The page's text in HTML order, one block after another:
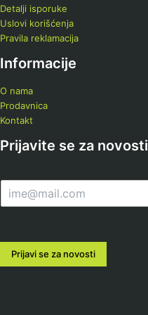
Detalji isporuke
Uslovi korišćenja
Pravila reklamacija
Informacije
O nama
Prodavnica
Kontakt
Prijavite se za novosti
m
l
Prijavi se za novosti